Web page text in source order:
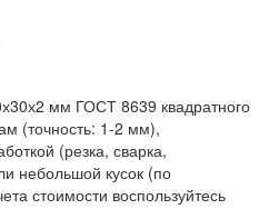
мм ГОСТ 8639 квадратного
(точность: 1-2 мм),
(резка, сварка,
небольшой кусок (по
стоимости воспользуйтесь